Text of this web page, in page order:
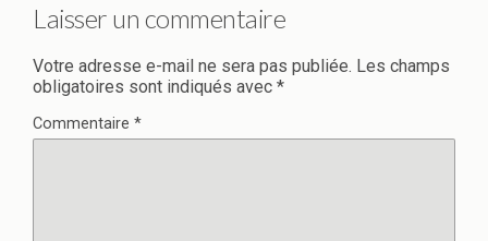
Laisser un commentaire
Votre adresse e-mail ne sera pas publiée. Les champs
obligatoires sont indiqués avec *
Commentaire *